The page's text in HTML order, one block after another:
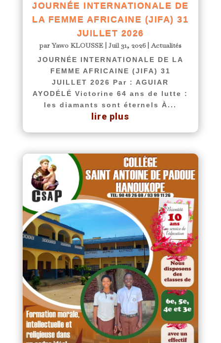
JOURNÉE INTERNATIONALE DE
LA FEMME AFRICAINE (JIFA) 31
JUILLET 2026
parYawo KLOUSSE |Juil 31, 2026|Actualités
JOURNÉE INTERNATIONALE DE LA
FEMME AFRICAINE (JIFA) 31
JUILLET 2026 Par : AGUIAR
AYODÉLÉ Victorine 64 ans de lutte :
les diamants sont éternels À...
lire plus